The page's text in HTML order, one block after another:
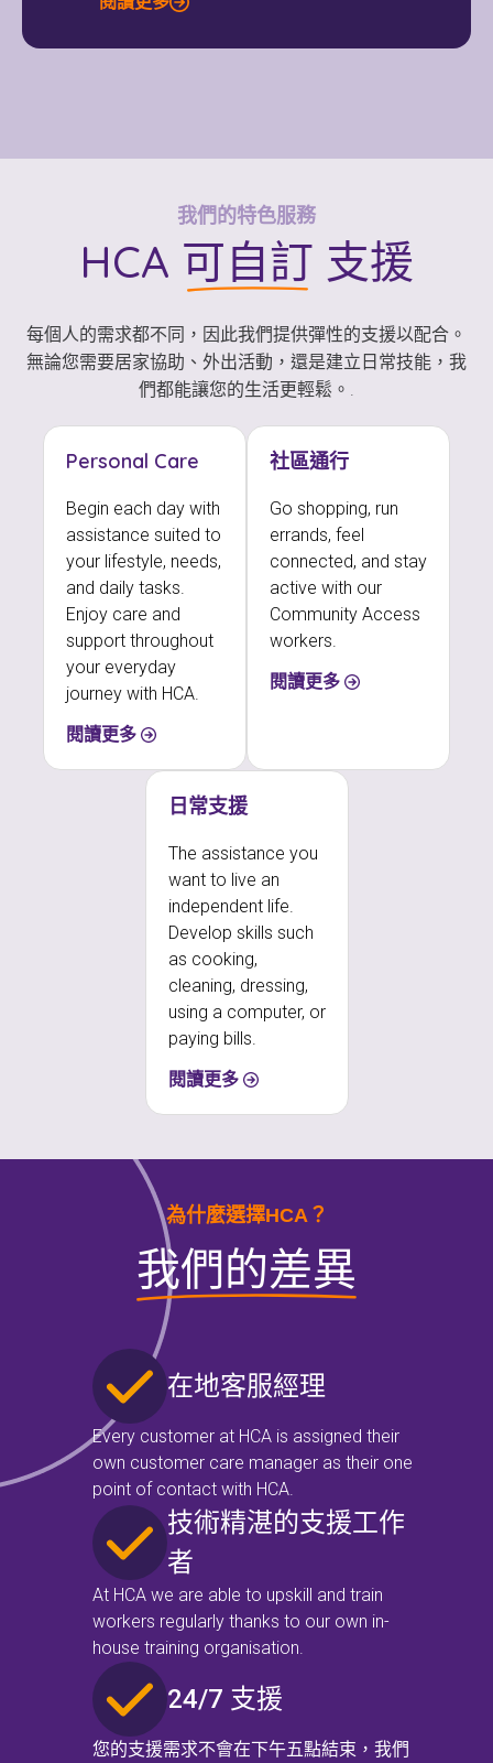
我們的特色服務
HCA 可自訂 支援
每個人的需求都不同，因此我們提供彈性的支援以配合。
無論您需要居家協助、外出活動，還是建立日常技能，我
們都能讓您的生活更輕鬆。.
Personal Care
Begin each day with
assistance suited to
your lifestyle, needs,
and daily tasks.
Enjoy care and
support throughout
your everyday
journey with HCA.
閱讀更多
社區通行
Go shopping, run
errands, feel
connected, and stay
active with our
Community Access
workers.
閱讀更多
日常支援
The assistance you
want to live an
independent life.
Develop skills such
as cooking,
cleaning, dressing,
using a computer, or
paying bills.
閱讀更多
為什麼選擇HCA？
我們的差異
在地客服經理
Every customer at HCA is assigned their
own customer care manager as their one
point of contact with HCA.
技術精湛的支援工作
者
At HCA we are able to upskill and train
workers regularly thanks to our own in-
house training organisation.
24/7 支援
您的支援需求不會在下午五點結束，我們